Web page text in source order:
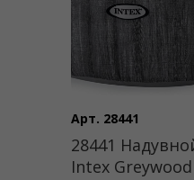
Арт. 28441
28441
Intex